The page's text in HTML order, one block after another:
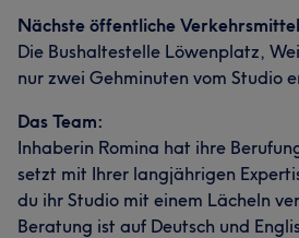
Nächste öffentliche
Die Bushaltestelle Löwenplatz,
nur zwei Gehminuten vom Studio
Das Team:
Inhaberin Romina hat ihre
setzt mit Ihrer langjährigen
du ihr Studio mit einem Lächeln
Beratung ist auf Deutsch und